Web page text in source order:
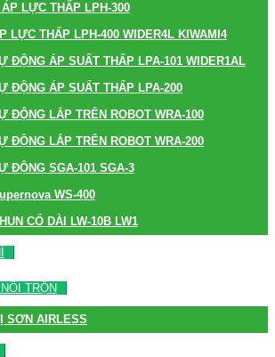
LỰC THẤP LPH-300
LỰC THẤP LPH-400 WIDER4L KIWAMI4
ĐỘNG ÁP SUẤT THẤP LPA-101 WIDER1AL
ĐỘNG ÁP SUẤT THẤP LPA-200
ĐỘNG LẮP TRÊN ROBOT WRA-100
ĐỘNG LẮP TRÊN ROBOT WRA-200
ĐỘNG SGA-101 SGA-3
WS-400
CỔ DÀI LW-10B LW1
TRỘN
SƠN AIRLESS